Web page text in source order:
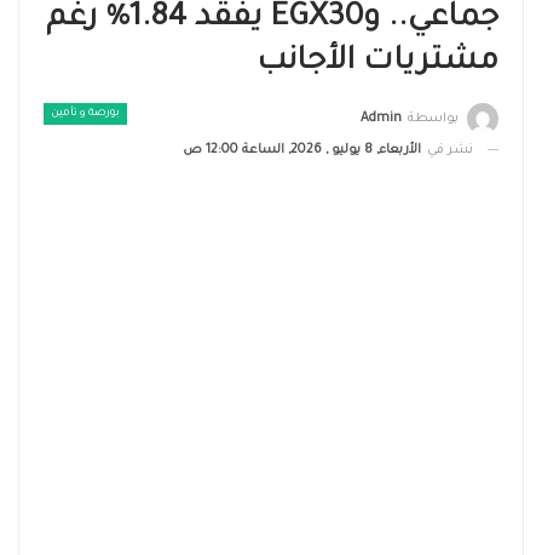
جماعي.. وEGX30 يفقد 1.84% رغم
مشتريات الأجانب
بورصة و تأمين بواسطة Admin
نشر في الأربعاء, 8 يوليو , 2026, الساعة 12:00 ص